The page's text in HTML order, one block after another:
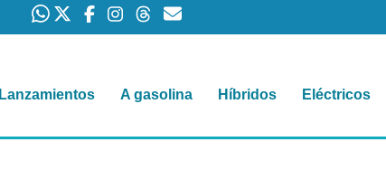
Lanzamientos A gasolina Híbridos Eléctricos